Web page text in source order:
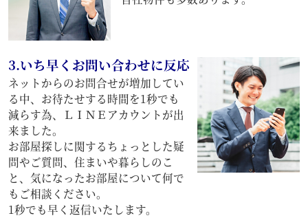
3.いち早くお問い合わせに反応
ネットからのお問合せが増加してい
る中、お待たせする時間を1秒でも
減らす為、ＬＩＮＥアカウントが出
来ました。
お部屋探しに関するちょっとした疑
問やご質問、住まいや暮らしのこ
と、気になったお部屋について何で
もご相談ください。
1秒でも早く返信いたします。